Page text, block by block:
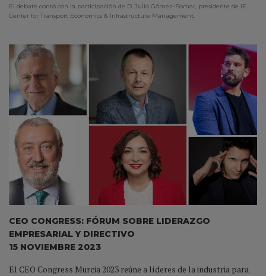
El debate contó con la participación de D. Julio Gómez-Pomar, presidente de IE
Center for Transport Economics & Infrastructure Management.
CEO CONGRESS: FÓRUM SOBRE LIDERAZGO
EMPRESARIAL Y DIRECTIVO
15 NOVIEMBRE 2023
El CEO Congress Murcia 2023 reúne a líderes de la industria para